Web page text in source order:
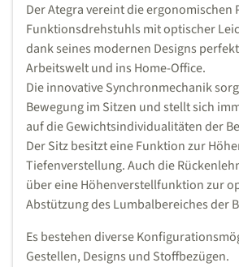
Der Ategra vereint die ergonomischen
Funktionsdrehstuhls mit optischer
dank seines modernen Designs
Arbeitswelt und ins Home-Office.
Die innovative Synchronmechanik
Bewegung im Sitzen und stellt sich
auf die Gewichtsindividualitäten der
Der Sitz besitzt eine Funktion zur
Tiefenverstellung. Auch die
über eine Höhenverstellfunktion zur
Abstützung des Lumbalbereiches der
Es bestehen diverse
Gestellen, Designs und Stoffbezügen.